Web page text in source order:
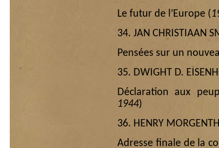
Le futur de l’Europe (
34. JAN CHRISTIAAN
Pensées sur un
35. DWIGHT D.
Déclaration aux
1944)
36. HENRY
Adresse finale de la